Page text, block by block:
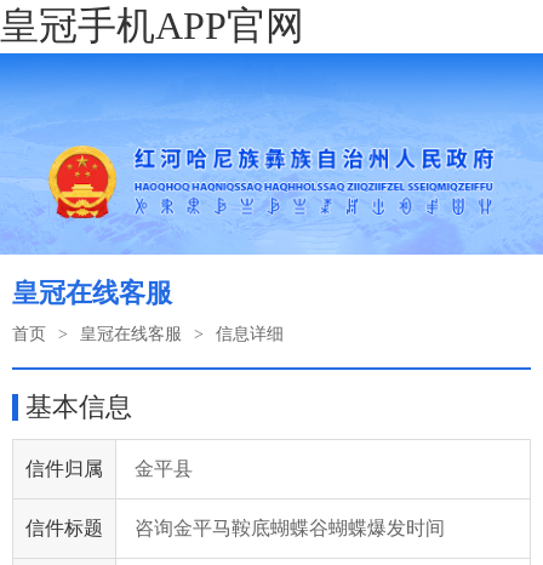
皇冠手机APP官网
皇冠在线客服
首页 > 皇冠在线客服 > 信息详细
基本信息
信件归属 金平县
信件标题 咨询金平马鞍底蝴蝶谷蝴蝶爆发时间